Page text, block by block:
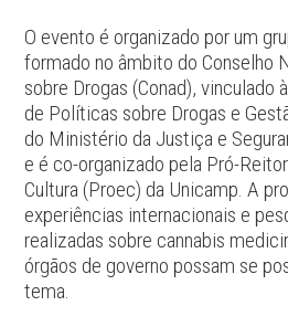
O evento é organizado por um
formado no âmbito do Conselho
sobre Drogas (Conad), vinculado
de Políticas sobre Drogas e
do Ministério da Justiça e
e é co-organizado pela Pró-
Cultura (Proec) da Unicamp. A
experiências internacionais e
realizadas sobre cannabis
órgãos de governo possam se
tema.